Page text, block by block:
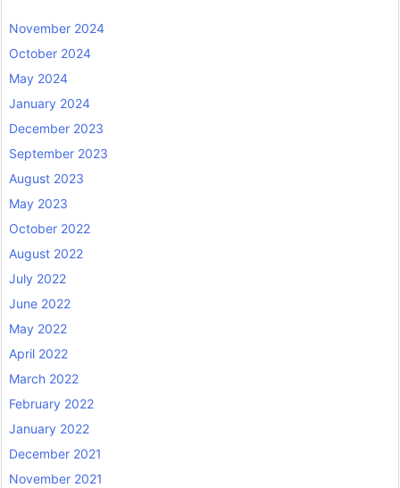
November 2024
October 2024
May 2024
January 2024
December 2023
September 2023
August 2023
May 2023
October 2022
August 2022
July 2022
June 2022
May 2022
April 2022
March 2022
February 2022
January 2022
December 2021
November 2021